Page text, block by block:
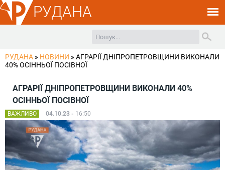
РУДАНА
РУДАНА » НОВИНИ » АГРАРІЇ ДНІПРОПЕТРОВЩИНИ ВИКОНАЛИ
40% ОСІННЬОЇ ПОСІВНОЇ
АГРАРІЇ ДНІПРОПЕТРОВЩИНИ ВИКОНАЛИ 40%
ОСІННЬОЇ ПОСІВНОЇ
ВАЖЛИВО 04.10.23 - 16:50